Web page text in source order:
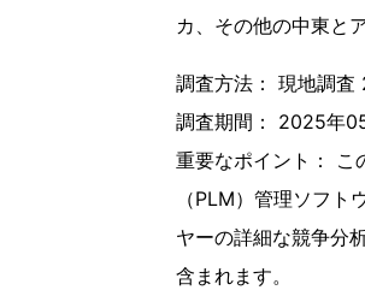
カ、その他の中東と
調査方法： 現地調
調査期間： 2025年
重要なポイント： こ
（PLM）管理ソフ
ヤーの詳細な競争分
含まれます。